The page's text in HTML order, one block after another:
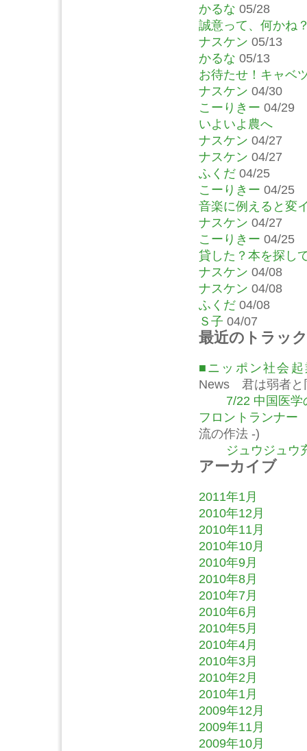
かるな 05/28
誠意って、何かね
ナスケン 05/13
かるな 05/13
お待たせ！キャベ
ナスケン 04/30
こーりきー 04/29
いよいよ農へ
ナスケン 04/27
ナスケン 04/27
ふくだ 04/25
こーりきー 04/25
音楽に例えると変
ナスケン 04/27
こーりきー 04/25
貸した？本を探し
ナスケン 04/08
ナスケン 04/08
ふくだ 04/08
Ｓ子 04/07
最近のトラッ
■ニッポン社会
News 君は弱者と
7/22 中国医
フロントランナー
流の作法 -)
ジュウジュウ
アーカイブ
2011年1月
2010年12月
2010年11月
2010年10月
2010年9月
2010年8月
2010年7月
2010年6月
2010年5月
2010年4月
2010年3月
2010年2月
2010年1月
2009年12月
2009年11月
2009年10月